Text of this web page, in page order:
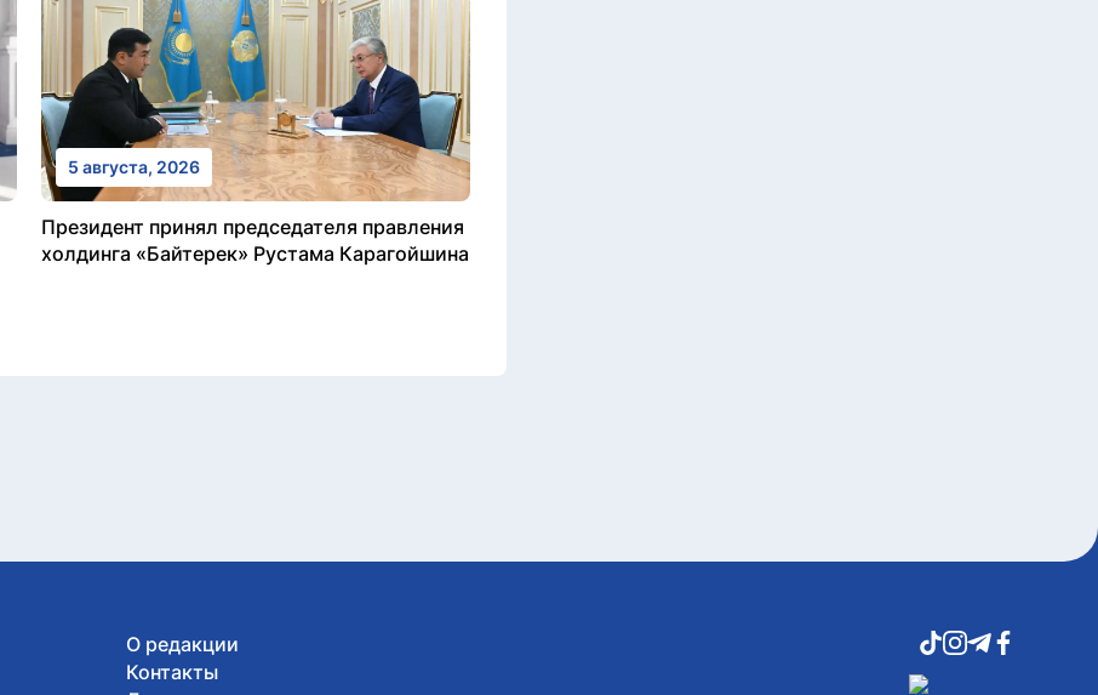
5 августа, 2026
Президент принял председателя правления
холдинга «Байтерек» Рустама Карагойшина
О редакции
Контакты